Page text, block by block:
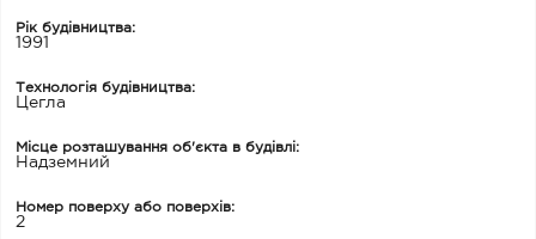
Рік будівництва:
1991
Технологія будівництва:
Цегла
Місце розташування об'єкта в будівлі:
Надземний
Номер поверху або поверхів:
2